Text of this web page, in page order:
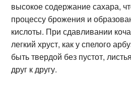
высокое содержание сахара,
процессу брожения и
кислоты. При сдавливании
легкий хруст, как у спелого
быть твердой без пустот,
друг к другу.